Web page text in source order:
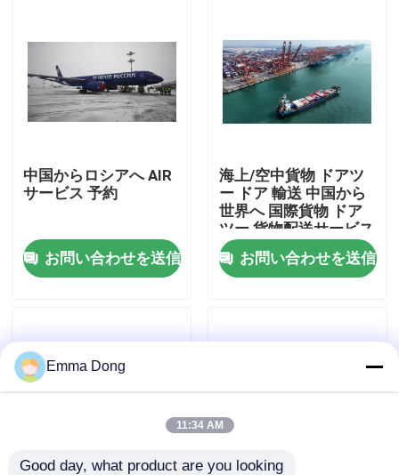
ビデオ
わたしたち に つい て
工場 ツアー
品質管理
引金 を 求め て ください
国境を越えた調達
中国からロシアへ AIR
サービス 予約
お問い合わせを送信
海上/空中貨物 ドアツ
ー ドア 輸送 中国から
世界へ 国際貨物 ドア
ツー 貨物配送サービス
お問い合わせを送信
Emma Dong
11:34 AM
Good day, what product are you looking